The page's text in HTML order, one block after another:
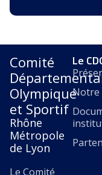
Comité
Olympique
et Sportif
Rhône
Métropole
de Lyon
Le Comité
Le
Notre